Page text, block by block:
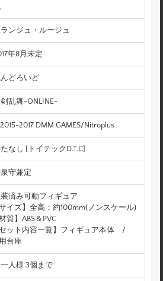
ンジュ・ルージュ
年8月未定
どろいど
乱舞-ONLINE-
2017 DMM GAMES/Nitroplus
なし [トイテックD.T.C]
守兼定
済み可動フィギュア
サイズ】全高：約100mm(ノンスケール)
材質】ABS＆PVC
セット内容一覧】フィギュア本体 /
台座
一人様 3個まで